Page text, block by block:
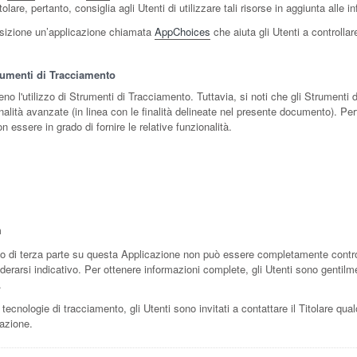
pertanto, consiglia agli Utenti di utilizzare tali risorse in aggiunta alle
un’applicazione chiamata AppChoices che aiuta gli Utenti a
di Tracciamento
l'utilizzo di Strumenti di Tracciamento. Tuttavia, si noti che gli Strumenti
avanzate (in linea con le finalità delineate nel presente documento).
essere in grado di fornire le relative funzionalità.
di terza parte su questa Applicazione non può essere completamente
indicativo. Per ottenere informazioni complete, gli Utenti sono
di tracciamento, gli Utenti sono invitati a contattare il Titolare